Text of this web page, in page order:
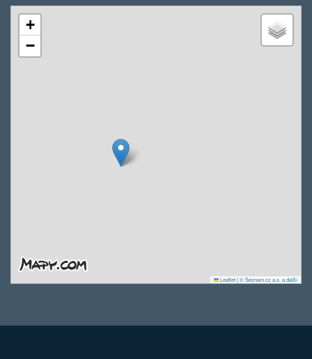
+
−
Leaflet|© Seznam.cz a.s. a další